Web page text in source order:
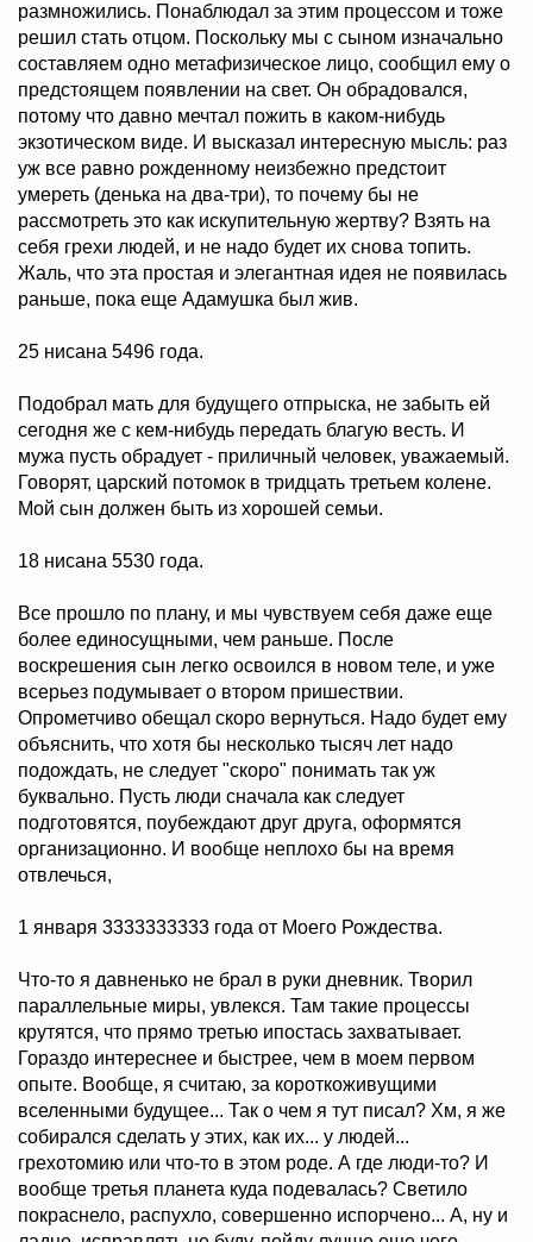
размножились. Понаблюдал за этим процессом и тоже
решил стать отцом. Поскольку мы с сыном изначально
составляем одно метафизическое лицо, сообщил ему о
предстоящем появлении на свет. Он обрадовался,
потому что давно мечтал пожить в каком-нибудь
экзотическом виде. И высказал интересную мысль: раз
уж все равно рожденному неизбежно предстоит
умереть (денька на два-три), то почему бы не
рассмотреть это как искупительную жертву? Взять на
себя грехи людей, и не надо будет их снова топить.
Жаль, что эта простая и элегантная идея не появилась
раньше, пока еще Адамушка был жив.
25 нисана 5496 года.
Подобрал мать для будущего отпрыска, не забыть ей
сегодня же с кем-нибудь передать благую весть. И
мужа пусть обрадует - приличный человек, уважаемый.
Говорят, царский потомок в тридцать третьем колене.
Мой сын должен быть из хорошей семьи.
18 нисана 5530 года.
Все прошло по плану, и мы чувствуем себя даже еще
более единосущными, чем раньше. После
воскрешения сын легко освоился в новом теле, и уже
всерьез подумывает о втором пришествии.
Опрометчиво обещал скоро вернуться. Надо будет ему
объяснить, что хотя бы несколько тысяч лет надо
подождать, не следует "скоро" понимать так уж
буквально. Пусть люди сначала как следует
подготовятся, поубеждают друг друга, оформятся
организационно. И вообще неплохо бы на время
отвлечься,
1 января 3333333333 года от Моего Рождества.
Что-то я давненько не брал в руки дневник. Творил
параллельные миры, увлекся. Там такие процессы
крутятся, что прямо третью ипостась захватывает.
Гораздо интереснее и быстрее, чем в моем первом
опыте. Вообще, я считаю, за короткоживущими
вселенными будущее... Так о чем я тут писал? Хм, я же
собирался сделать у этих, как их... у людей...
грехотомию или что-то в этом роде. А где люди-то? И
вообще третья планета куда подевалась? Светило
покраснело, распухло, совершенно испорчено... А, ну и